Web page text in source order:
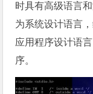
时具有高级语言
为系统设计语言
应用程序设计语
序。